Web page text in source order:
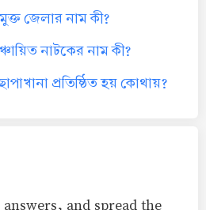
জেলার নাম কী?
নাটকের নাম কী?
প্রতিষ্ঠিত হয় কোথায়?
and spread the